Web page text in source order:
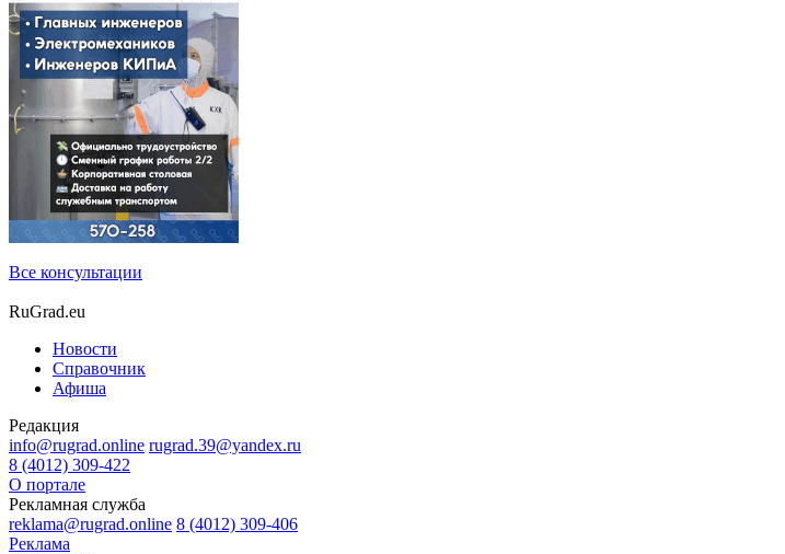
Все консультации
RuGrad.eu
Новости
Справочник
Афиша
Редакция
info@rugrad.online rugrad.39@yandex.ru
8 (4012) 309-422
О портале
Рекламная служба
reklama@rugrad.online 8 (4012) 309-406
Реклама